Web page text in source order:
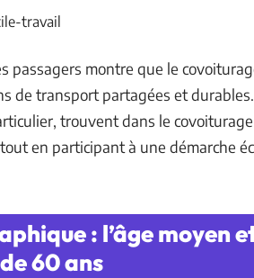
travail
passagers montre que le
de transport partagées et
trouvent dans le
en participant à une démarche
: l’âge moyen
60 ans